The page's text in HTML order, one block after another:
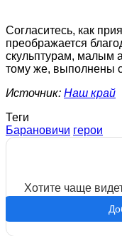
Согласитесь, как
преображается
скульптурам, малым
тому же, выполнены
Источник: Наш край
Теги
Барановичи герои
Хотите чаще